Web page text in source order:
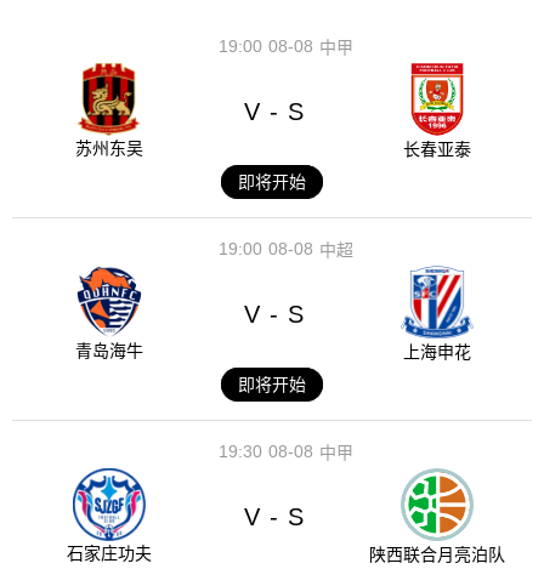
08-08
19:00 中甲
苏州东吴
V - S
长春亚泰
即将开始
08-08
19:00 中超
青岛海牛
V - S
上海申花
即将开始
08-08
19:30 中甲
石家庄功夫
V - S
陕西联合月亮泊队